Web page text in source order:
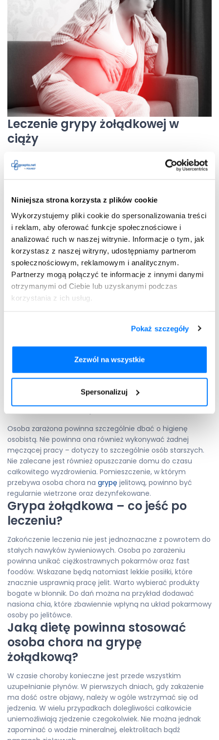
Niniejsza strona korzysta z plików cookie
Wykorzystujemy pliki cookie do spersonalizowania treści
i reklam, aby oferować funkcje społecznościowe i
analizować ruch w naszej witrynie. Informacje o tym, jak
korzystasz z naszej witryny, udostępniamy partnerom
społecznościowym, reklamowym i analitycznym.
Partnerzy mogą połączyć te informacje z innymi danymi
otrzymanymi od Ciebie lub uzyskanymi podczas
korzystania z ich usług.
Pokaż szczegóły
Zezwól na wszystkie
Spersonalizuj
Leczenie grypy żołądkowej w
ciąży
Tego typu choroba przewodu pokarmowego może
stanowić zagrożenie dla dziecka. Wzrasta bowiem ryzyko
płynów. W momencie, gdy objawy staną się naprawdę
uciążliwe, niezbędna będzie wizyta u lekarza pierwszego
kontaktu bądź ginekologa.
Leki na jelitówkę w ciąży
Kobieta w ciąży może stosować leki przeciwgorączkowe,
jednak ich dawka nie powinna być zbyt duża. Gorączka w
ciąży może stanowić zagrożenie dla płodu, zatem uporanie
się z tą dolegliwością jest bardzo ważne. Konsultacja z
lekarzem przed przyjęciem specyfików mających pomóc w
będzie w stanie ocenić, czy zażywane leki nie zagrożą w
Środki ostrożności przy jelitówce
Przy jelitówce może występować nadmierna senność oraz
wysoka gorączka. Tego typu objawy zwalcza się poprzez
stosowanie zimnych okładów, do których warto dodać kilka
kropel wybranego olejku eterycznego, gdyż większość z nich
Osoba zarażona powinna szczególnie dbać o higienę
osobistą. Nie powinna ona również wykonywać żadnej
męczącej pracy – dotyczy to szczególnie osób starszych.
Nie zalecane jest również opuszczanie domu do czasu
całkowitego wyzdrowienia. Pomieszczenie, w którym
przebywa osoba chora na grypę jelitową, powinno być
regularnie wietrzone oraz dezynfekowane.
Grypa żołądkowa – co jeść po
leczeniu?
Zakończenie leczenia nie jest jednoznaczne z powrotem do
stałych nawyków żywieniowych. Osoba po zarażeniu
powinna unikać ciężkostrawnych pokarmów oraz fast
foodów. Wskazane będą natomiast lekkie posiłki, które
znacznie usprawnią pracę jelit. Warto wybierać produkty
bogate w błonnik. Do dań można na przykład dodawać
nasiona chia, które zbawiennie wpłyną na układ pokarmowy
osoby po jelitówce.
Jaką dietę powinna stosować
osoba chora na grypę
żołądkową?
W czasie choroby konieczne jest przede wszystkim
uzupełnianie płynów. W pierwszych dniach, gdy zakażenie
ma dość ostre objawy, należy w ogóle wstrzymać się od
jedzenia. W wielu przypadkach dolegliwości całkowicie
uniemożliwiają zjedzenie czegokolwiek. Nie można jednak
zapominać o wodzie mineralnej, elektrolitach bądź